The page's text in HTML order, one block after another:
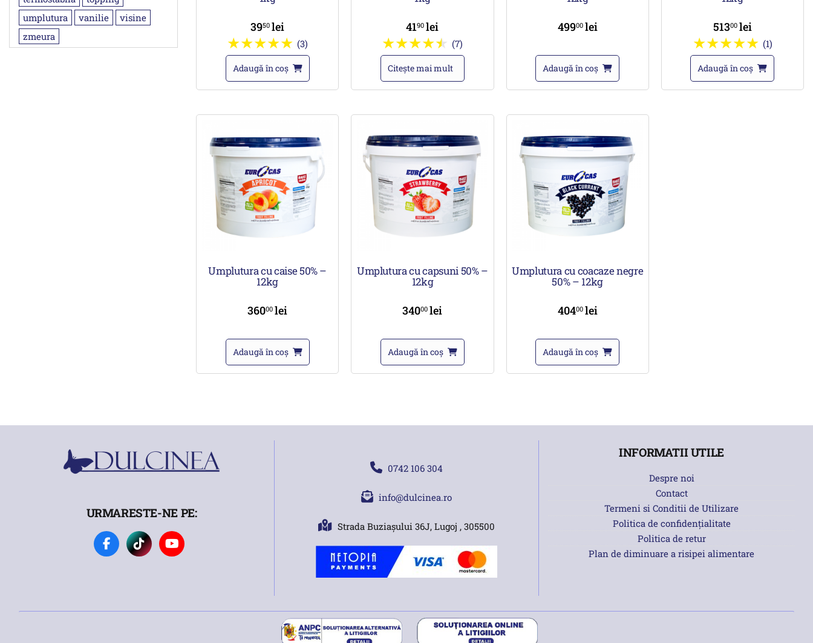
umplutura
vanilie
visine
zmeura
3950lei
(3)
Adaugă în coș
4190lei
(7)
Citește mai mult
49900 lei
Adaugă în coș
51300 lei
(1)
Adaugă în coș
Umplutura cu caise 50% –
12kg
36000lei
Adaugă în coș
Umplutura cu capsuni 50% –
12kg
34000lei
Adaugă în coș
Umplutura cu coacaze negre
50% – 12kg
40400 lei
Adaugă în coș
URMARESTE-NE PE:
0742 106 304
info@dulcinea.ro
Strada Buziașului 36J, Lugoj , 305500
INFORMATII UTILE
Despre noi
Contact
Termeni si Conditii de Utilizare
Politica de confidențialitate
Politica de retur
Plan de diminuare a risipei alimentare